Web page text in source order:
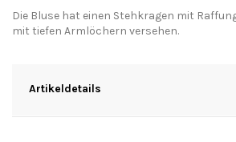
Die Bluse hat einen Stehkragen mit
mit tiefen Armlöchern versehen.
Artikeldetails